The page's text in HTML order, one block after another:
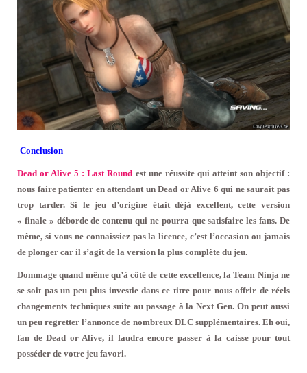
Conclusion
Dead or Alive 5 : Last Round est une réussite qui atteint son objectif :
nous faire patienter en attendant un Dead or Alive 6 qui ne saurait pas
trop tarder. Si le jeu d’origine était déjà excellent, cette version
« finale » déborde de contenu qui ne pourra que satisfaire les fans. De
même, si vous ne connaissiez pas la licence, c’est l’occasion ou jamais
de plonger car il s’agit de la version la plus complète du jeu.
Dommage quand même qu’à côté de cette excellence, la Team Ninja ne
se soit pas un peu plus investie dans ce titre pour nous offrir de réels
changements techniques suite au passage à la Next Gen. On peut aussi
un peu regretter l’annonce de nombreux DLC supplémentaires. Eh oui,
fan de Dead or Alive, il faudra encore passer à la caisse pour tout
posséder de votre jeu favori.